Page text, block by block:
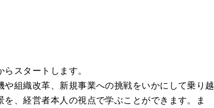
スタートします。
組織改革、新規事業への挑戦をいかにして乗り越
、経営者本人の視点で学ぶことができます。ま